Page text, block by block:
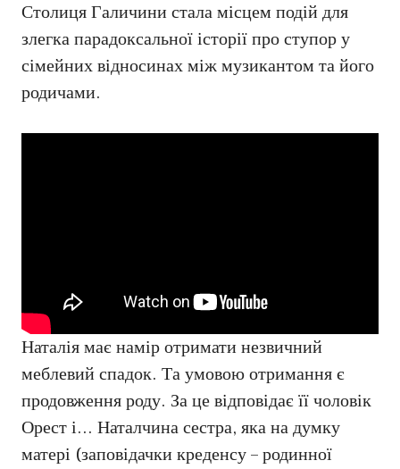
Столиця Галичини стала місцем подій для
злегка парадоксальної історії про ступор у
сімейних відносинах між музикантом та його
родичами.
Наталія має намір отримати незвичний
меблевий спадок. Та умовою отримання є
продовження роду. За це відповідає її чоловік
Орест і… Наталчина сестра, яка на думку
матері (заповідачки креденсу – родинної